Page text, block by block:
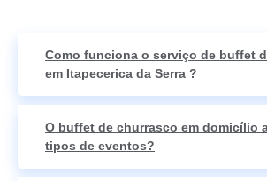
Como funciona o serviço de buffet
em Itapecerica da Serra ?
O buffet de churrasco em domicílio
tipos de eventos?